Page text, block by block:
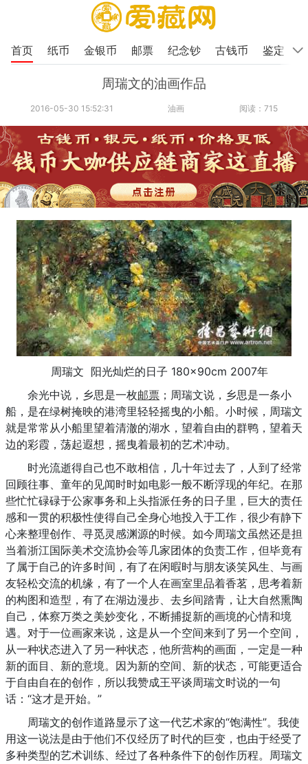
首页 纸币 金银币 邮票 纪念钞 古钱币 鉴定
周瑞文的油画作品
2016-05-30 15:52:31 油画 阅读：715
周瑞文 阳光灿烂的日子 180×90cm 2007年
余光中说，乡思是一枚邮票 ；周瑞文说，乡思是一条小
船，是在绿树掩映的港湾里轻轻摇曳的小船。小时候，周瑞文
就是常常从小船里望着清澈的湖水，望着自由的群鸭，望着天
边的彩霞，荡起遐想，摇曳着最初的艺术冲动。
时光流逝得自己也不敢相信，几十年过去了，人到了经常
回顾往事、童年的见闻时时如电影一般不断浮现的年纪。在那
些忙忙碌碌于公家事务和上头指派任务的日子里，巨大的责任
感和一贯的积极性使得自己全身心地投入于工作，很少有静下
心来整理创作、寻觅灵感渊源的时候。如今周瑞文虽然还是担
当着浙江国际美术交流协会等几家团体的负责工作，但毕竟有
了属于自己的许多时间，有了在闲暇时与朋友谈笑风生、与画
友轻松交流的机缘，有了一个人在画室里品着香茗，思考着新
的构图和造型，有了在湖边漫步、去乡间踏青，让大自然熏陶
自己，体察万类之美妙变化，不断捕捉新的画境的心情和境
遇。对于一位画家来说，这是从一个空间来到了另一个空间，
从一种状态进入了另一种状态，他所营构的画面，一定是一种
新的面目、新的意境。因为新的空间、新的状态，可能更适合
于自由自在的创作，所以我赞成王平谈周瑞文时说的一句
话：“这才是开始。”
周瑞文的创作道路显示了这一代艺术家的“饱满性”。我使
用这一说法是由于他们不仅经历了时代的巨变，也由于经受了
多种类型的艺术训练、经过了各种条件下的创作历程。周瑞文